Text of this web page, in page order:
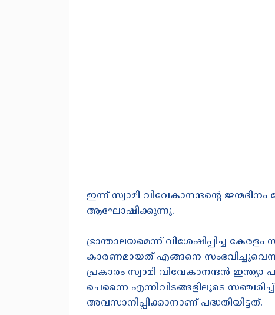
ഇന്ന് സ്വാമി വിവേകാനന്ദൻ്റെ
ആഘോഷിക്കുന്നു.
ഭ്രാന്താലയമെന്ന് വിശേഷിപ്പിച്ച
കാരണമായത് എങ്ങനെ
പ്രകാരം സ്വാമി വിവേകാനന്ദൻ
ചെന്നൈ എന്നിവിടങ്ങളിലൂടെ
അവസാനിപ്പിക്കാനാണ് പദ്ധതിയിട്ടത്.